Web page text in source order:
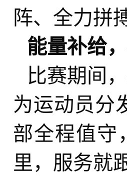
阵、全力拼
能量补给
比赛期间
为运动员分
部全程值守
里，服务就